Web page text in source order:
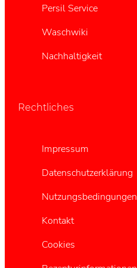
Persil Service
Waschwiki
Nachhaltigkeit
Rechtliches
Impressum
Datenschutzerklärung
Nutzungsbedingungen
Kontakt
Cookies